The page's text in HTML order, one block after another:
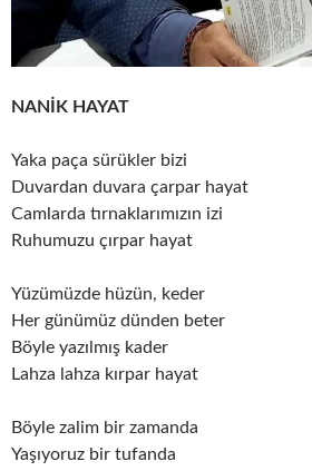
NANİK HAYAT
Yaka paça sürükler bizi
Duvardan duvara çarpar hayat
Camlarda tırnaklarımızın izi
Ruhumuzu çırpar hayat
Yüzümüzde hüzün, keder
Her günümüz dünden beter
Böyle yazılmış kader
Lahza lahza kırpar hayat
Böyle zalim bir zamanda
Yaşıyoruz bir tufanda